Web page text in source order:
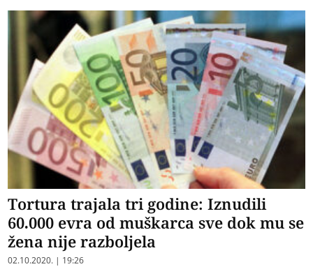
Tortura trajala tri godine: Iznudili
60.000 evra od muškarca sve dok mu se
žena nije razboljela
02.10.2020. | 19:26